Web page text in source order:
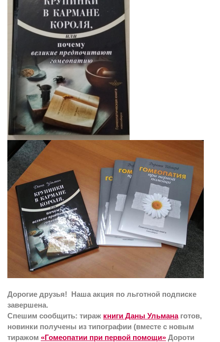
Дорогие друзья! Наша акция по льготной подписке
завершена.
Спешим сообщить: тираж книги Даны Ульманаготов,
новинки получены из типографии (вместе с новым
тиражом «Гомеопатии при первой помощи» Дороти